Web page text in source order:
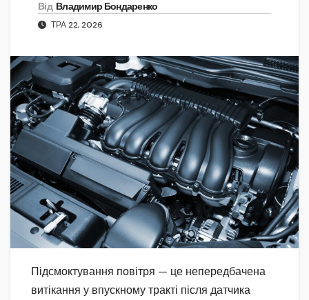
Від Владимир Бондаренко
ТРА 22, 2026
Підсмоктування повітря — це непередбачена
витікання у впускному тракті після датчика